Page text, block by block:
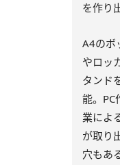
を作り
A4のボ
やロッ
タンド
能。PC
業によ
が取り
穴もあ